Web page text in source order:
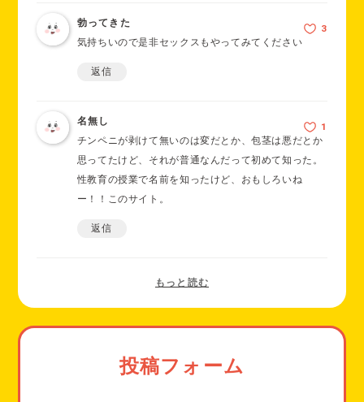
勃ってきた
気持ちいので是非セックスもやってみてください
返信
名無し
チンペニが剥けて無いのは変だとか、包茎は悪だとか
思ってたけど、それが普通なんだって初めて知った。
性教育の授業で名前を知ったけど、おもしろいね
ー！！このサイト。
返信
投稿フォーム